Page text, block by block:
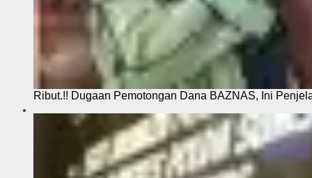
Ribut.!! Dugaan Pemotongan Dana BAZNAS, Ini